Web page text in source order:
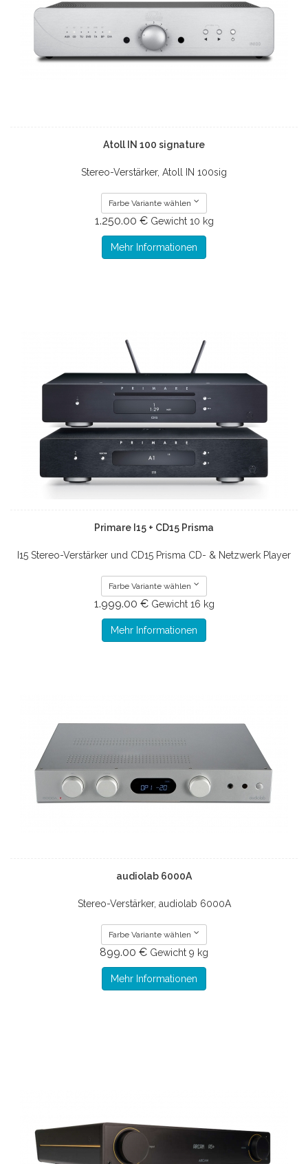
Atoll IN 100 signature
Stereo-Verstärker, Atoll IN 100sig
Farbe Variante wählen
1.250.00 € Gewicht 10 kg
Mehr Informationen
Primare I15 + CD15 Prisma
I15 Stereo-Verstärker und CD15 Prisma CD- & Netzwerk Player
Farbe Variante wählen
1.999.00 € Gewicht 16 kg
Mehr Informationen
audiolab 6000A
Stereo-Verstärker, audiolab 6000A
Farbe Variante wählen
899.00 € Gewicht 9 kg
Mehr Informationen